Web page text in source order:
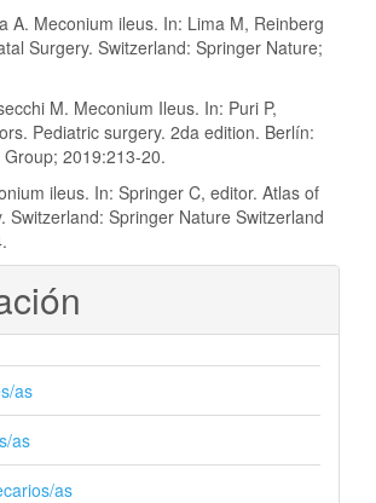
A. Meconium ileus. In: Lima M, Reinberg
Surgery. Switzerland: Springer Nature;
M. Meconium Ileus. In: Puri P,
Pediatric surgery. 2da edition. Berlín:
2019:213-20.
ileus. In: Springer C, editor. Atlas of
Switzerland: Springer Nature Switzerland
as
as
as